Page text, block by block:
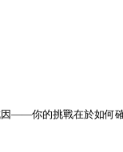
——你的挑戰在於如何